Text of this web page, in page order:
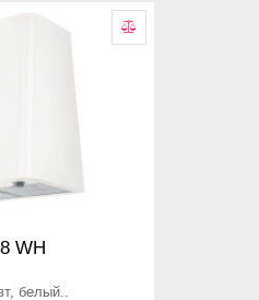
WH
белый..